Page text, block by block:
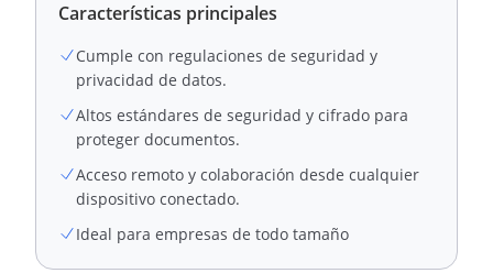
Características principales
Cumple con regulaciones de seguridad y
privacidad de datos.
Altos estándares de seguridad y cifrado para
proteger documentos.
Acceso remoto y colaboración desde cualquier
dispositivo conectado.
Ideal para empresas de todo tamaño